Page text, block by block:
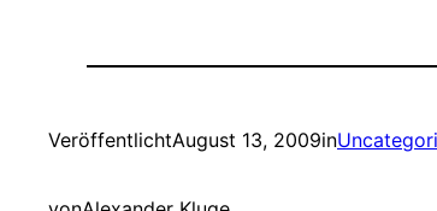
VeröffentlichtAugust 13, 2009in